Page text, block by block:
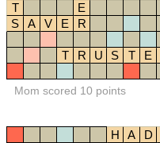
T
E
S
A V E R
T
R U S T E
Mom scored 10 points
H A D